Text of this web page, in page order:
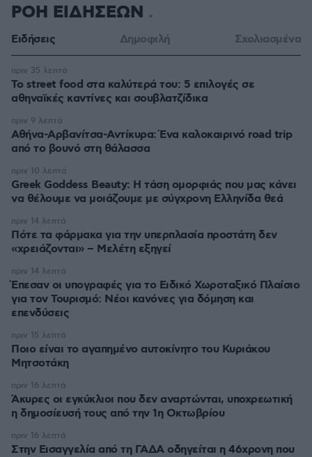
ΡΟΗ ΕΙΔΗΣΕΩΝ
Ειδήσεις Δημοφιλή Σχολιασμένα
Το street food στα καλύτερά του: 5 επιλογές σε
αθηναϊκές καντίνες και σουβλατζίδικα
πριν 35 λεπτά
Αθήνα-Αρβανίτσα-Αντίκυρα: Ένα καλοκαιρινό road trip
από το βουνό στη θάλασσα
πριν 9 λεπτά
Greek Goddess Beauty: Η τάση ομορφιάς που μας κάνει
να θέλουμε να μοιάζουμε με σύγχρονη Ελληνίδα θεά
πριν 10 λεπτά
Πότε τα φάρμακα για την υπερπλασία προστάτη δεν
«χρειάζονται» – Μελέτη εξηγεί
πριν 14 λεπτά
Έπεσαν οι υπογραφές για το Ειδικό Χωροταξικό Πλαίσιο
για τον Τουρισμό: Νέοι κανόνες για δόμηση και
επενδύσεις
πριν 14 λεπτά
Ποιο είναι το αγαπημένο αυτοκίνητο του Κυριάκου
Μητσοτάκη
πριν 15 λεπτά
Άκυρες οι εγκύκλιοι που δεν αναρτώνται, υποχρεωτική
η δημοσίευσή τους από την 1η Οκτωβρίου
πριν 16 λεπτά
Στην Εισαγγελία από τη ΓΑΔΑ οδηγείται η 46χρονη που
πριν 16 λεπτά